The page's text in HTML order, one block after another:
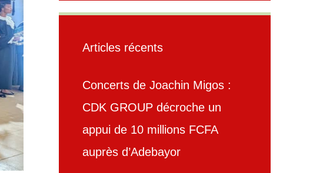
Articles récents
Concerts de Joachin Migos :
CDK GROUP décroche un
appui de 10 millions FCFA
auprès d’Adebayor